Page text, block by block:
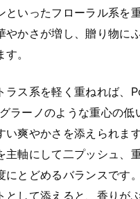
といったフローラル系を
やかさが増し、贈り物に
。
ラス系を軽く重ねれば、
ラーノのような重心の低
い爽やかさを添えられま
主軸にして二プッシュ、
にとどめるバランスです
として添えると、香りが